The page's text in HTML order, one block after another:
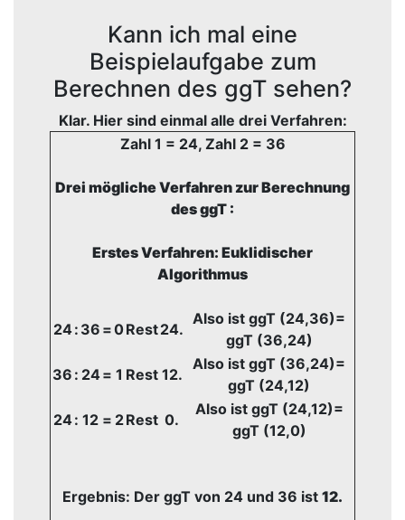
Kann ich mal eine
Beispielaufgabe zum
Berechnen des ggT sehen?
Klar. Hier sind einmal alle drei Verfahren:
Zahl 1 = 24, Zahl 2 = 36
Drei mögliche Verfahren zur Berechnung
des ggT :
Erstes Verfahren: Euklidischer
Algorithmus
24: 36 =0Rest24.
Also ist ggT (24,36)=
ggT (36,24)
36 : 24= 1 Rest 12.
Also ist ggT (36,24)=
ggT (24,12)
24: 12 = 2Rest 0.
Also ist ggT (24,12)=
ggT (12,0)
Ergebnis: Der ggT von 24 und 36 ist 12.